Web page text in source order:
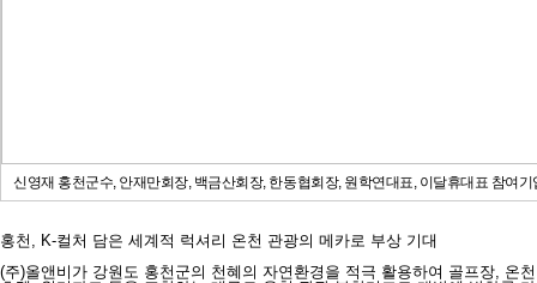
신영재 홍천군수, 안재만회장, 백금산회장, 한동협회장, 원학연대표, 이달휴대표 참여
홍천, K-컬처 담은 세계적 럭셔리 온천 관광의 메카로 부상 기대
(주)올앤비가 강원도 홍천군의 천혜의 자연환경을 적극 활용하여 골프장, 온천